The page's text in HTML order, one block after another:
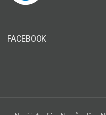
FACEBOOK